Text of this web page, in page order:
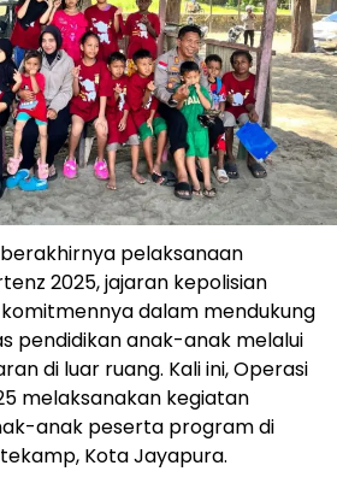
pelaksanaan
2025, jajaran kepolisian
dalam mendukung
pendidikan anak-anak melalui
di luar ruang. Kali ini, Operasi
melaksanakan kegiatan
anak peserta program di
Kota Jayapura.